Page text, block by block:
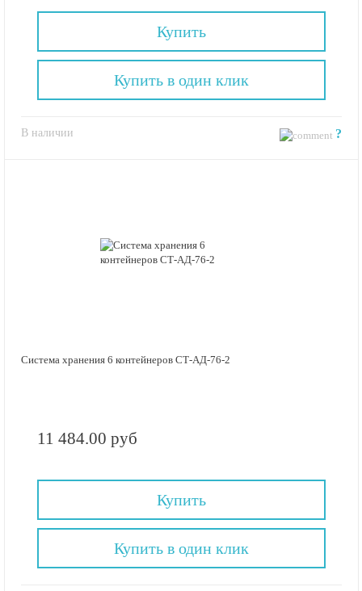
Купить
В наличии ?
Купить в один клик
Система хранения 6 контейнеров СТ-АД-76-2
11 484.00 руб
Купить
Купить в один клик